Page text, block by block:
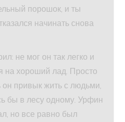
порошок, и ты
начинать снова
не мог он так легко и
на хороший лад. Просто
привык жить с людьми,
бы в лесу одному. Урфин
но все равно был